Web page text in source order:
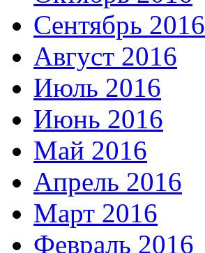
Сентябрь 2016
Август 2016
Июль 2016
Июнь 2016
Май 2016
Апрель 2016
Март 2016
Февраль 2016